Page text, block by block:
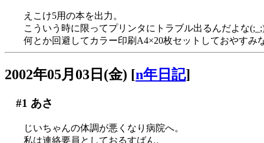
えこけ5用の本を出力。
こういう時に限ってプリンタにトラブル出るんだよな
何とか回避してカラー印刷A4×20枚セットしておやすみ
2002年05月03日(金) [n年日記]
#1 あさ
じいちゃんの体調が悪くなり病院へ。
私は連絡要員としておるすばん。